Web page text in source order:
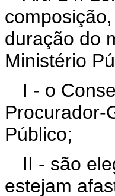
duração do
Ministério
I - o
Procurador-
Público;
II - são
estejam